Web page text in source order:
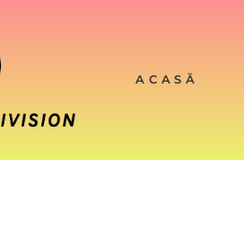
ACASĂ